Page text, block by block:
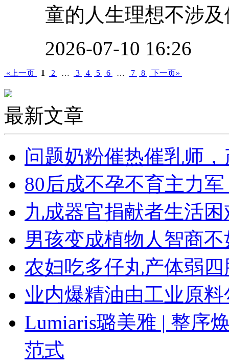
童的人生理想不涉
2026-07-10 16:26
«上一页 1 2 … 3 4 5 6 … 7 8 下一页»
最新文章
问题奶粉催热催乳师
80后成不孕不育主力
九成器官捐献者生活
男孩变成植物人智商
农妇吃多仔丸产体弱
业内爆精油由工业原
Lumiaris璐美雅 | 整序
范式